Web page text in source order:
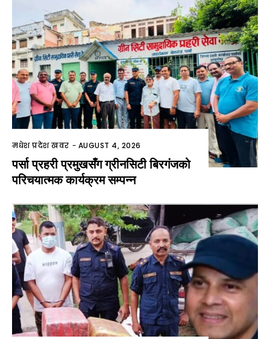
मधेश प्रदेश खवर - AUGUST 4, 2026
पर्सा प्रहरी प्रमुखसँग ग्रीनसिटी बिरगंजको
परिचयात्मक कार्यक्रम सम्पन्न